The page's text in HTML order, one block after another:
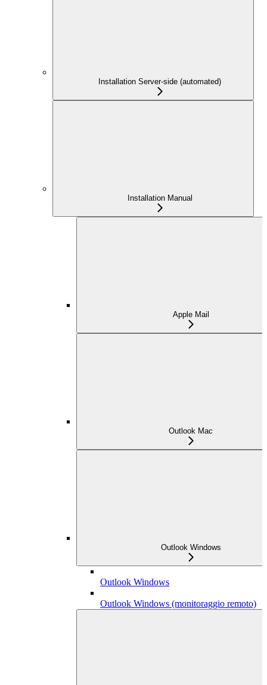
Installation Server-side (automated)
Installation Manual
Apple Mail
Outlook Mac
Outlook Windows
Outlook Windows
Outlook Windows (monitoraggio remoto)